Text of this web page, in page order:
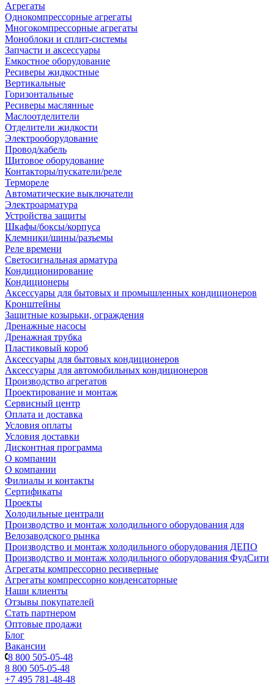
Агрегаты
Однокомпрессорные агрегаты
Многокомпрессорные агрегаты
Моноблоки и сплит-системы
Запчасти и аксессуары
Емкостное оборудование
Ресиверы жидкостные
Вертикальные
Горизонтальные
Ресиверы маслянные
Маслоотделители
Отделители жидкости
Электрооборудование
Провод/кабель
Щитовое оборудование
Контакторы/пускатели/реле
Термореле
Автоматические выключатели
Электроарматура
Устройства защиты
Шкафы/боксы/корпуса
Клемники/шины/разъемы
Реле времени
Светосигнальная арматура
Кондиционирование
Кондиционеры
Аксессуары для бытовых и промышленных кондиционеров
Кронштейны
Защитные козырьки, ограждения
Дренажные насосы
Дренажная трубка
Пластиковый короб
Аксессуары для бытовых кондиционеров
Аксессуары для автомобильных кондиционеров
Производство агрегатов
Проектирование и монтаж
Сервисный центр
Оплата и доставка
Условия оплаты
Условия доставки
Дисконтная программа
О компании
О компании
Филиалы и контакты
Сертификаты
Проекты
Холодильные централи
Производство и монтаж холодильного оборудования для
Велозаводского рынка
Производство и монтаж холодильного оборудования ДЕПО
Производство и монтаж холодильного оборудования ФудСити
Агрегаты компрессорно ресиверные
Агрегаты компрессорно конденсаторные
Наши клиенты
Отзывы покупателей
Стать партнером
Оптовые продажи
Блог
Вакансии
8 800 505-05-48
8 800 505-05-48
+7 495 781-48-48